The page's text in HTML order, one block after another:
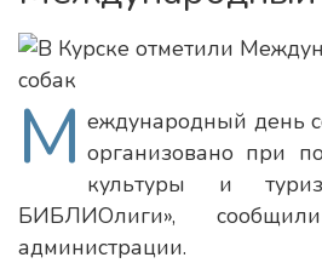
М еждународный день
организовано при
культуры и
БИБЛИОлиги»,
администрации.